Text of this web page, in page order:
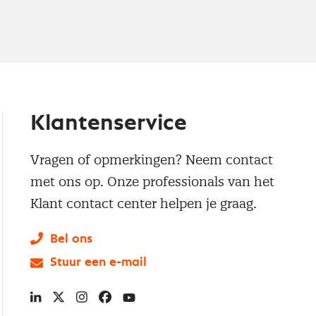
Klantenservice
Vragen of opmerkingen? Neem contact
met ons op. Onze professionals van het
Klant contact center helpen je graag.
Bel ons
Stuur een e-mail
LinkedIn
X Instagram
Facebook
YouTube